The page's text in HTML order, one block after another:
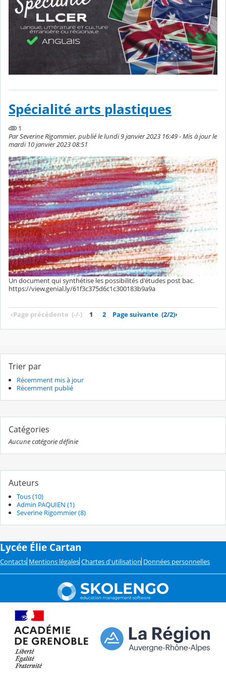
Spécialité arts plastiques
1
Par Severine Rigommier, publié le lundi 9 janvier 2023 16:49 - Mis à jour le
mardi 10 janvier 2023 08:51
Un document qui synthétise les possibilités d'études post bac.
https://view.genial.ly/61f3c375d6c1c300183b9a9a
‹Page précédente (-/-) 1 2 Page suivante (2/2)›
Trier par
Récemment mis à jour
Récemment publié
Catégories
Aucune catégorie définie
Auteurs
Tous (10)
Admin PAQUIEN (1)
Severine Rigommier (8)
Lycée Élie Cartan
Contacts Mentions légales Chartes d'utilisation Données personnelles